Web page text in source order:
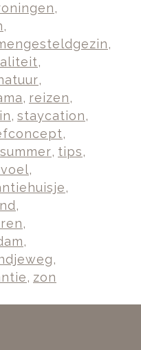
,
,
,
,
,
, reizen,
, staycation,
,
summer, tips,
,
,
,
,
,
,
, zon